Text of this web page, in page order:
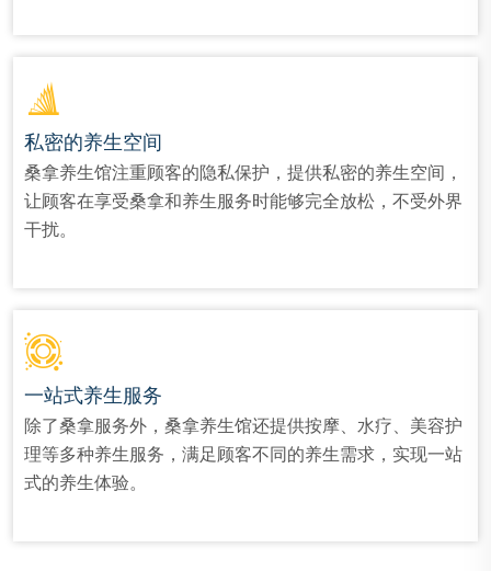
私密的养生空间
桑拿养生馆注重顾客的隐私保护，提供私密的养生空间，
让顾客在享受桑拿和养生服务时能够完全放松，不受外界
干扰。
一站式养生服务
除了桑拿服务外，桑拿养生馆还提供按摩、水疗、美容护
理等多种养生服务，满足顾客不同的养生需求，实现一站
式的养生体验。